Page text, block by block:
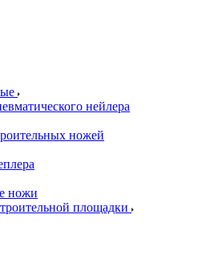
нейлера
ножей
ножи
площадки